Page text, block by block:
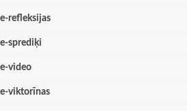
e-refleksijas
e-sprediķi
e-video
e-viktorīnas